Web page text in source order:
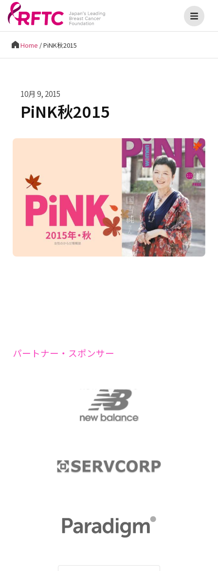
Home /PiNK秋2015
10月 9, 2015
PiNK秋2015
パートナー・スポンサー